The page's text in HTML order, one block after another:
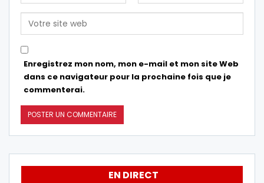
Enregistrez mon nom, mon e-mail et mon site Web
dans ce navigateur pour la prochaine fois que je
commenterai.
EN DIRECT